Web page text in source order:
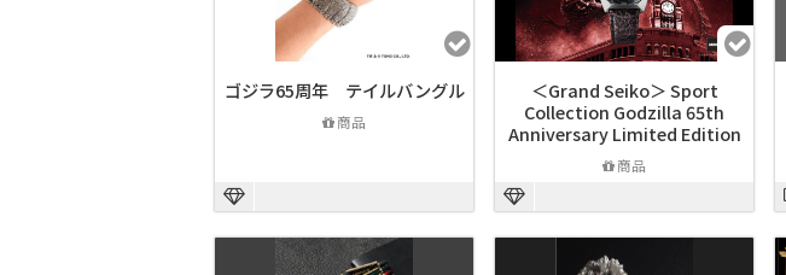
ゴジラ65周年 テイルバングル
商品
＜Grand Seiko＞ Sport
Collection Godzilla 65th
Anniversary Limited Edition
商品